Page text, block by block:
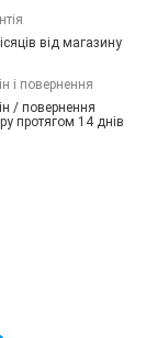
від магазину
і повернення
/ повернення
протягом 14 днів